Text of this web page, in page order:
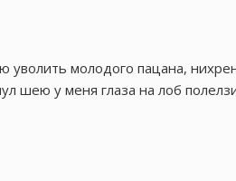
уволить молодого пацана,
шею у меня глаза на лоб